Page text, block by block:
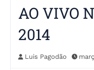
AO VIVO
2014
Luis Pagodão